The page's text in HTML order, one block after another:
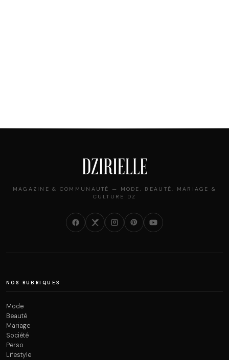
MAGAZINE & COMMUNAUTÉ — MODE, BEAUTÉ, MARIAGE &
CULTURE DZ
NOS RUBRIQUES
Mode
Beauté
Mariage
Société
Perso
Lifestyle